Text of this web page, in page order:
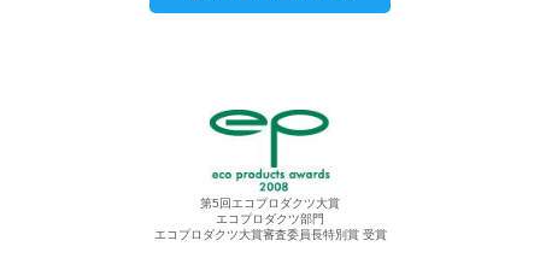
第5回エコプロダクツ大賞
エコプロダクツ部門
エコプロダクツ大賞審査委員長特別賞 受賞